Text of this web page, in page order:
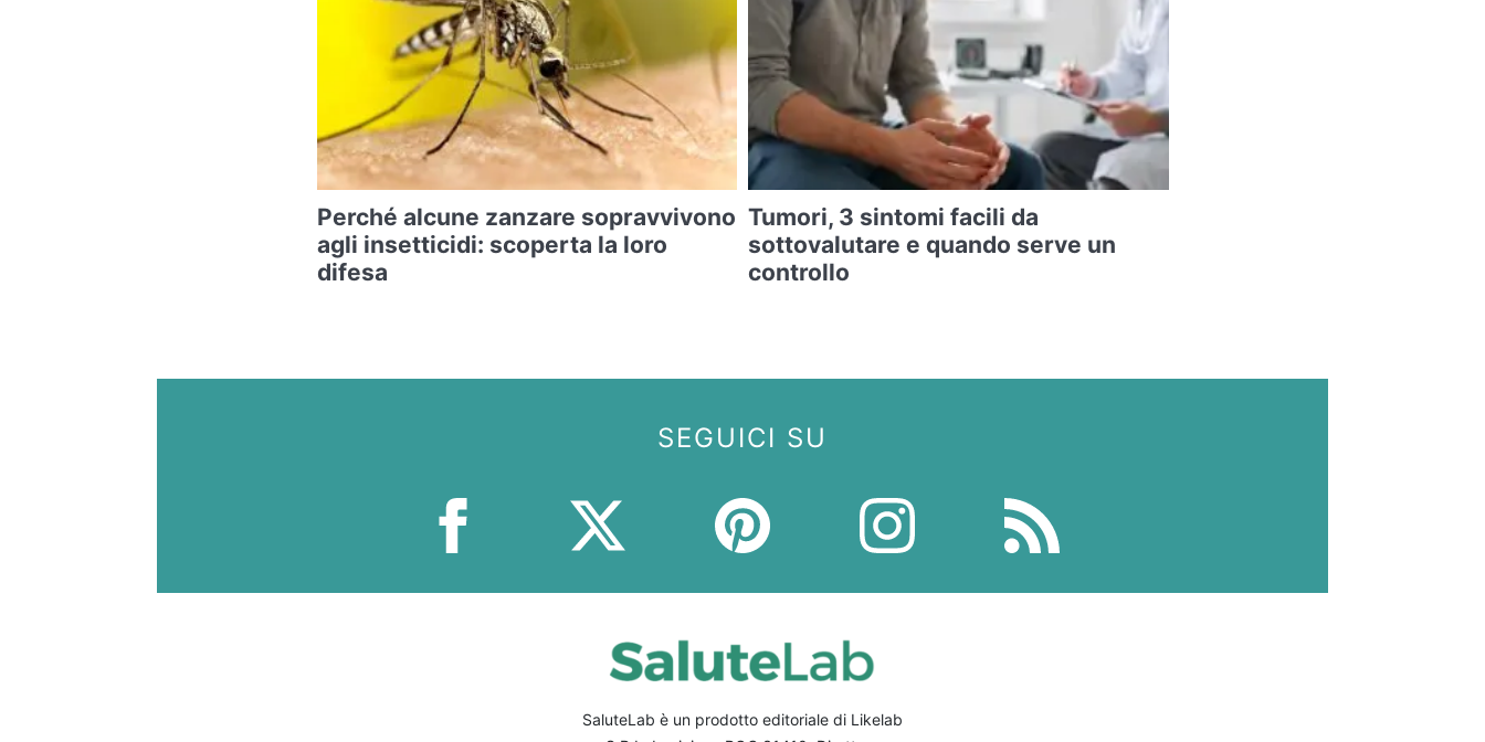
Perché alcune zanzare sopravvivono
agli insetticidi: scoperta la loro
difesa
Tumori, 3 sintomi facili da
sottovalutare e quando serve un
controllo
SEGUICI SU
SaluteLab è un prodotto editoriale di Likelab